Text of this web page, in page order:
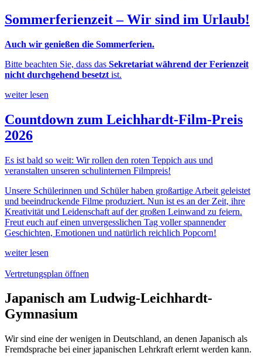
Sommerferienzeit – Wir sind im Urlaub!
Auch wir genießen die Sommerferien.
Bitte beachten Sie, dass das Sekretariat während der Ferienzeit
nicht durchgehend besetzt ist.
weiter lesen
Countdown zum Leichhardt-Film-Preis
2026
Es ist bald so weit: Wir rollen den roten Teppich aus und
veranstalten unseren schulinternen Filmpreis!
Unsere Schülerinnen und Schüler haben großartige Arbeit geleistet
und beeindruckende Filme produziert. Nun ist es an der Zeit, ihre
Kreativität und Leidenschaft auf der großen Leinwand zu feiern.
Freut euch auf einen unvergesslichen Tag voller spannender
Geschichten, Emotionen und natürlich reichlich Popcorn!
weiter lesen
Vertretungsplan öffnen
Japanisch am Ludwig-Leichhardt-
Gymnasium
Wir sind eine der wenigen in Deutschland, an denen Japanisch als
Fremdsprache bei einer japanischen Lehrkraft erlernt werden kann.